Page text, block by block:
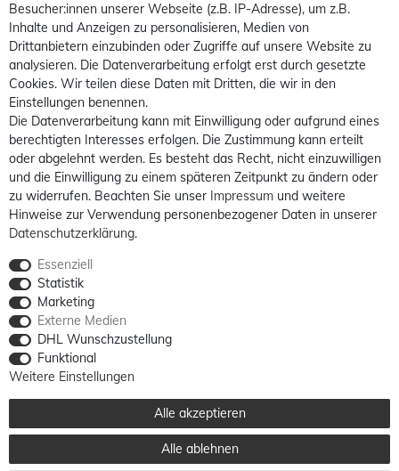
Besucher:innen unserer Webseite (z.B. IP-Adresse), um z.B.
Inhalte und Anzeigen zu personalisieren, Medien von
Drittanbietern einzubinden oder Zugriffe auf unsere Website zu
analysieren. Die Datenverarbeitung erfolgt erst durch gesetzte
Cookies. Wir teilen diese Daten mit Dritten, die wir in den
Einstellungen benennen.
Die Datenverarbeitung kann mit Einwilligung oder aufgrund eines
berechtigten Interesses erfolgen. Die Zustimmung kann erteilt
oder abgelehnt werden. Es besteht das Recht, nicht einzuwilligen
und die Einwilligung zu einem späteren Zeitpunkt zu ändern oder
zu widerrufen. Beachten Sie unser Impressum und weitere
Hinweise zur Verwendung personenbezogener Daten in unserer
Daten­schutz­erklärung.
Essenziell
Statistik
Marketing
Externe Medien
DHL Wunschzustellung
Funktional
Weitere Einstellungen
Alle akzeptieren
Alle ablehnen